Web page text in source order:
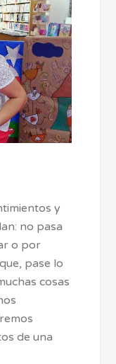
y
no pasa
o por
pase lo
cosas
de una